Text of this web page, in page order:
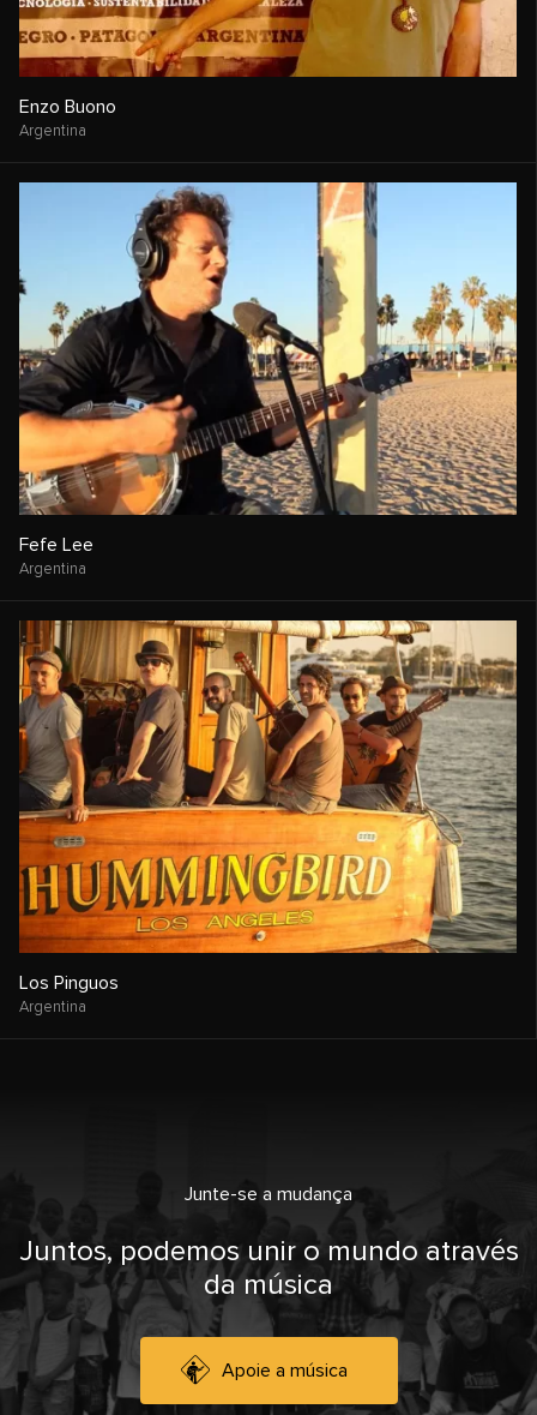
Enzo Buono
Argentina
Fefe Lee
Argentina
Los Pinguos
Argentina
Junte-se a mudança
Juntos, podemos unir o mundo através
da música
Apoie a música